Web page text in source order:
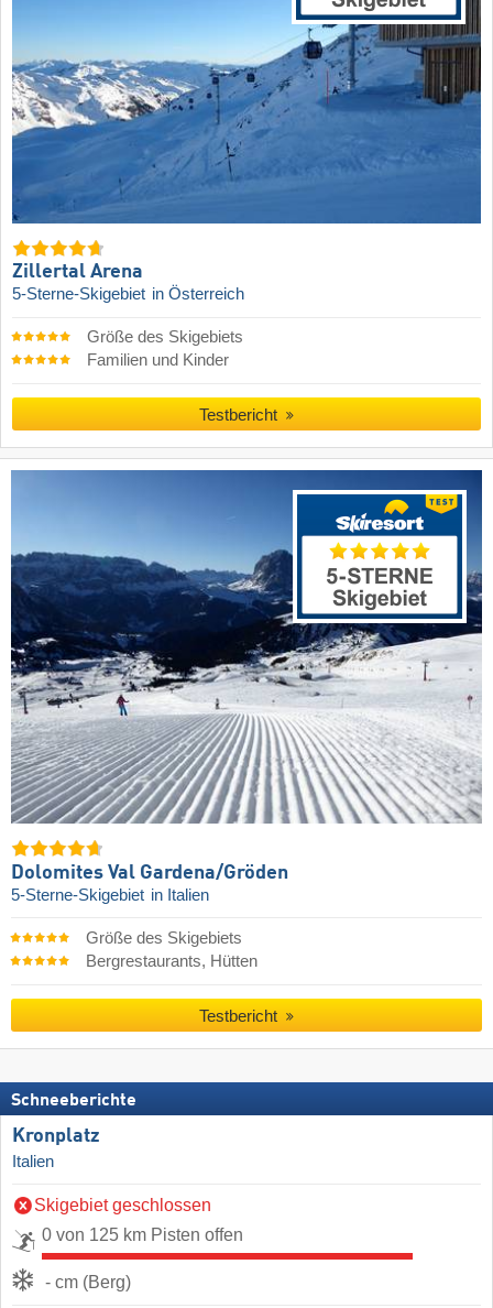
Zillertal Arena
5-Sterne-Skigebiet in Österreich
Größe des Skigebiets
Familien und Kinder
Testbericht
Dolomites Val Gardena/​Gröden
5-Sterne-Skigebiet in Italien
Größe des Skigebiets
Bergrestaurants, Hütten
Testbericht
Schneeberichte
Kronplatz
Italien
Skigebiet geschlossen
0 von 125 km Pisten offen
- cm (Berg)